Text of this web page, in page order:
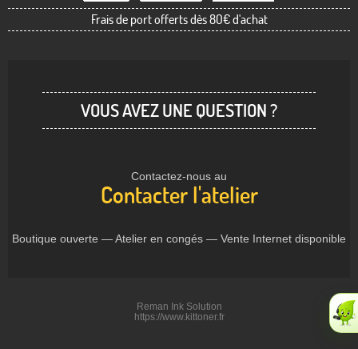
Frais de port offerts dès 80€ d'achat
VOUS AVEZ UNE QUESTION ?
Contactez-nous au
Contacter l'atelier
Boutique ouverte — Atelier en congés — Vente Internet disponible
Reman Ink Solution
https://www.kittoner.fr